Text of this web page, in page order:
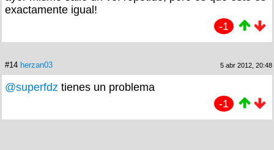
exactamente igual!
-1
#14 herzan03 5 abr 2012, 20:48
@superfdz tienes un problema
-1